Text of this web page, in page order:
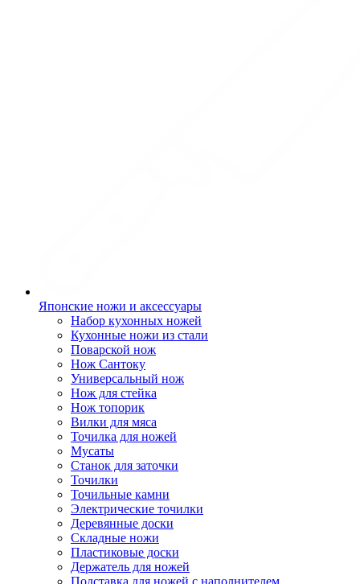
Японские ножи и аксессуары
Набор кухонных ножей
Кухонные ножи из стали
Поварской нож
Нож Сантоку
Универсальный нож
Нож для стейка
Нож топорик
Вилки для мяса
Точилка для ножей
Мусаты
Станок для заточки
Точилки
Точильные камни
Электрические точилки
Деревянные доски
Складные ножи
Пластиковые доски
Держатель для ножей
Подставка для ножей с наполнителем